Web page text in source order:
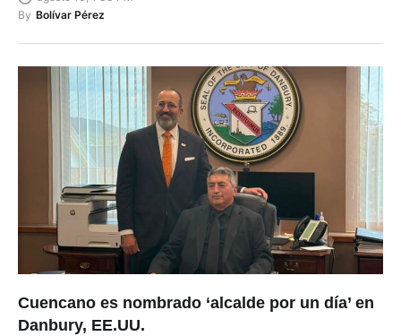
By Bolívar Pérez
Cuencano es nombrado ‘alcalde por un día’ en
Danbury, EE.UU.